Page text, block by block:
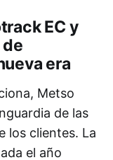
EC y
era
Metso
de las
los clientes. La
el año